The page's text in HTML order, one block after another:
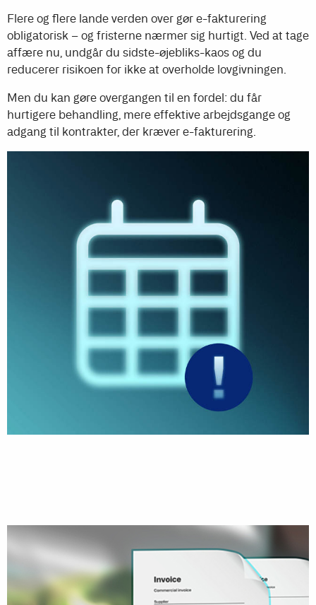
Flere og flere lande verden over gør e-fakturering
obligatorisk – og fristerne nærmer sig hurtigt. Ved at tage
affære nu, undgår du sidste-øjebliks-kaos og du
reducerer risikoen for ikke at overholde lovgivningen.
Men du kan gøre overgangen til en fordel: du får
hurtigere behandling, mere effektive arbejdsgange og
adgang til kontrakter, der kræver e-fakturering.